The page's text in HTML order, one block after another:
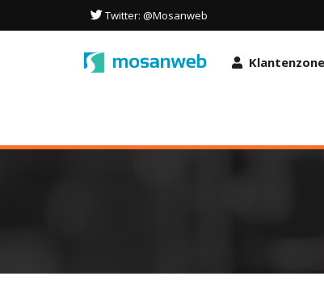
Deze site maakt gebruik van cookies om de
deze site gaat u akkoord met het gebruik van deze
Twitter: @Mosanweb
Klantenzone